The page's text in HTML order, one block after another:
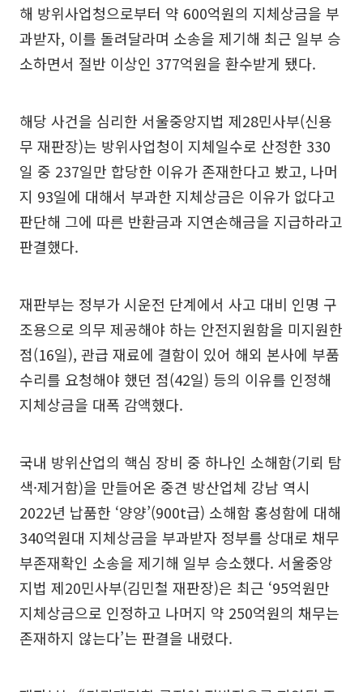
해 방위사업청으로부터 약 600억원의 지체상금을 부
과받자, 이를 돌려달라며 소송을 제기해 최근 일부 승
소하면서 절반 이상인 377억원을 환수받게 됐다.
해당 사건을 심리한 서울중앙지법 제28민사부(신용
무 재판장)는 방위사업청이 지체일수로 산정한 330
일 중 237일만 합당한 이유가 존재한다고 봤고, 나머
지 93일에 대해서 부과한 지체상금은 이유가 없다고
판단해 그에 따른 반환금과 지연손해금을 지급하라고
판결했다.
재판부는 정부가 시운전 단계에서 사고 대비 인명 구
조용으로 의무 제공해야 하는 안전지원함을 미지원한
점(16일), 관급 재료에 결함이 있어 해외 본사에 부품
수리를 요청해야 했던 점(42일) 등의 이유를 인정해
지체상금을 대폭 감액했다.
국내 방위산업의 핵심 장비 중 하나인 소해함(기뢰 탐
색·제거함)을 만들어온 중견 방산업체 강남 역시
2022년 납품한 ‘양양’(900t급) 소해함 홍성함에 대해
340억원대 지체상금을 부과받자 정부를 상대로 채무
부존재확인 소송을 제기해 일부 승소했다. 서울중앙
지법 제20민사부(김민철 재판장)은 최근 ‘95억원만
지체상금으로 인정하고 나머지 약 250억원의 채무는
존재하지 않는다’는 판결을 내렸다.